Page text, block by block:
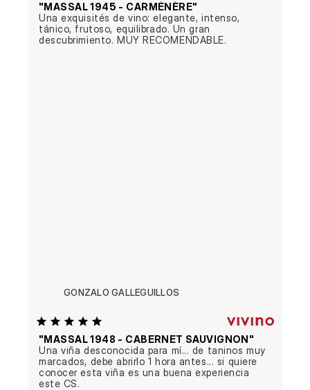
"MASSAL 1945 - CARMÉNÈRE"
Una exquisités de vino: elegante, intenso,
tánico, frutoso, equilibrado. Un gran
descubrimiento. MUY RECOMENDABLE.
GONZALO GALLEGUILLOS
"MASSAL 1948 - CABERNET SAUVIGNON"
Una viña desconocida para mí... de taninos muy
marcados, debe abrirlo 1 hora antes... si quiere
conocer esta viña es una buena experiencia
este CS.